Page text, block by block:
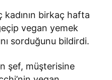
birkaç hafta
vegan yemek
sorduğunu bildirdi.
şef, müşterisine